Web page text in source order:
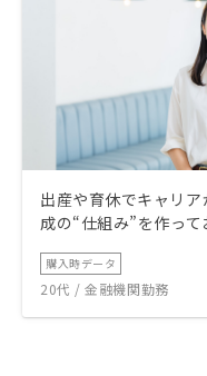
出産や育休でキャリ
成の“仕組み”を作って
購入時データ
20代 / 金融機関勤務